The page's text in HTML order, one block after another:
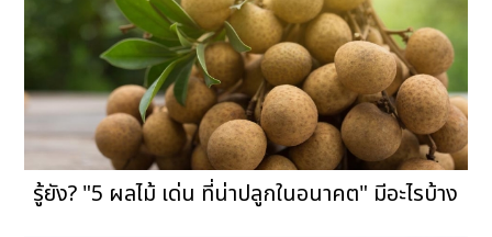
รู้ยัง? "5 ผลไม้ เด่น ที่น่าปลูกในอนาคต" มีอะไรบ้าง